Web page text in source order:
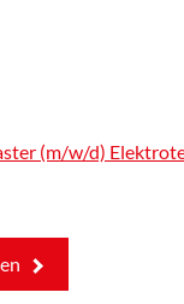
(m/w/d)